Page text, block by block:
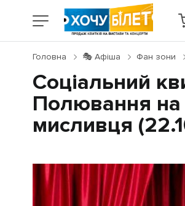
Головна 🎭 Афіша Фан зони
Соціальний
Полювання на
мисливця